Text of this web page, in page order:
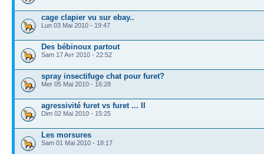
cage clapier vu sur ebay..
Lun 03 Mai 2010 - 19:47
Des bébinoux partout
Sam 17 Avr 2010 - 22:52
spray insectifuge chat pour furet?
Mer 05 Mai 2010 - 16:28
agressivité furet vs furet ... II
Dim 02 Mai 2010 - 15:25
Les morsures
Sam 01 Mai 2010 - 18:17